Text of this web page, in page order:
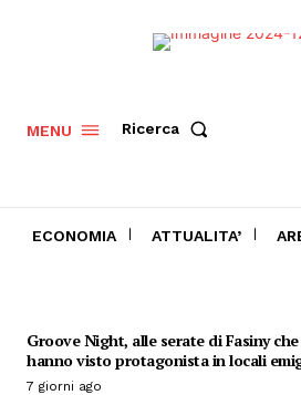
MENU Ricerca
ECONOMIA ATTUALITA’
Groove Night, alle serate di Fasiny
hanno visto protagonista in locali
7 giorni ago